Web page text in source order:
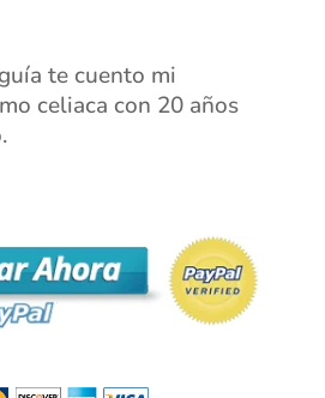
te cuento mi
celiaca con 20 años